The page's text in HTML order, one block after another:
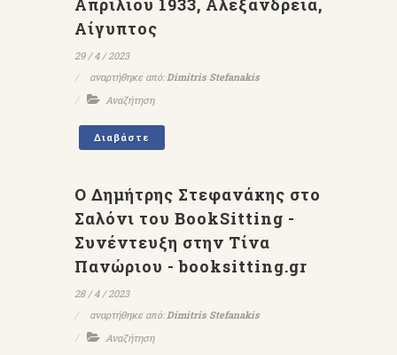
Απριλίου 1933, Αλεξάνδρεια,
Αίγυπτος
29 / 4 / 2023
αναρτήθηκε από:Dimitris Stefanakis
Αναζήτηση
Διαβάστε
Ο Δημήτρης Στεφανάκης στο
Σαλόνι του BookSitting -
Συνέντευξη στην Τίνα
Πανώριου - booksitting.gr
28 / 4 / 2023
αναρτήθηκε από:Dimitris Stefanakis
Αναζήτηση